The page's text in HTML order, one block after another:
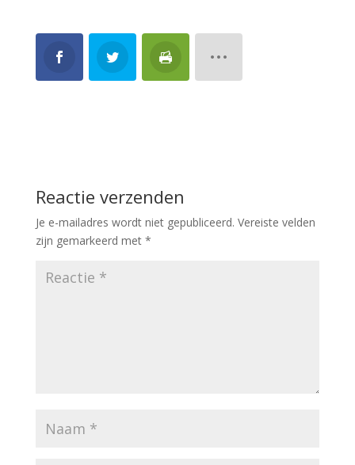
Reactie verzenden
Je e-mailadres wordt niet gepubliceerd. Vereiste velden
zijn gemarkeerd met *